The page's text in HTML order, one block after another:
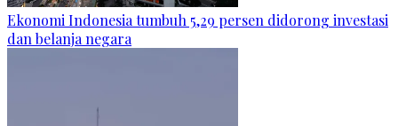
Ekonomi Indonesia tumbuh 5,29 persen didorong investasi
dan belanja negara